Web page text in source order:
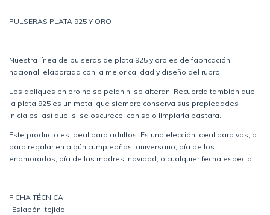
PULSERAS PLATA 925 Y ORO
Nuestra línea de pulseras de plata 925 y oro es de fabricación
nacional, elaborada con la mejor calidad y diseño del rubro.
Los apliques en oro no se pelan ni se alteran. Recuerda también que
la plata 925 es un metal que siempre conserva sus propiedades
iniciales, así que, si se oscurece, con solo limpiarla bastara.
Este producto es ideal para adultos. Es una elección ideal para vos, o
para regalar en algún cumpleaños, aniversario, día de los
enamorados, día de las madres, navidad, o cualquier fecha especial.
FICHA TÉCNICA:
-Eslabón: tejido.